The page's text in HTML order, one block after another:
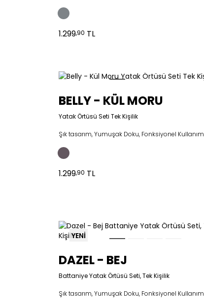
1.299,90 TL
BELLY - KÜL MORU
Yatak Örtüsü Seti Tek Kişilik
Şık tasarım, Yumuşak Doku, Fonksiyonel Kullanım
1.299,90 TL
YENİ
DAZEL - BEJ
Battaniye Yatak Örtüsü Seti, Tek Kişilik
Şık tasarım, Yumuşak Doku, Fonksiyonel Kullanım